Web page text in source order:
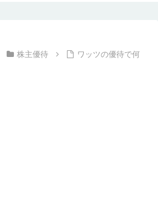
株主優待
ワッツの優待で何